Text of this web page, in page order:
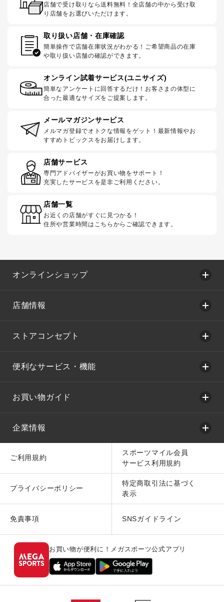
店舗で受け取りなら送料無料！全店舗の中から受け取
り店舗をお選びいただけます。
取り扱い店舗・在庫確認
簡単操作で店舗在庫状況がわかる！ご希望商品の在庫
や取り扱い店舗の確認ができます。
オンライン試着サービス(ユニサイズ)
簡単なアンケートに回答するだけ！お客さまの体型に
合った最適なサイズをご提案します。
メールマガジンサービス
メルマガ登録でオトクな情報をゲット！最新情報やお
すすめトピックスをお届けします。
店舗サービス
専門アドバイザーがお買い物をサポート！
充実したサービスを是非ご利用ください。
店舗一覧
お近くの店舗がすぐに見つかる！
住所や営業時間はこちらからご確認できます。
オンラインショップ
店舗情報
ストアコンセプト
便利なサービス・機能
お買い物ガイド
企業情報
ご利用規約
スポーツマイル会員
サービス利用規約
プライバシーポリシー
特定商取引法に基づく
表示
免責事項 SNSガイドライン
お買い物が便利に！メガスポーツ公式アプリ